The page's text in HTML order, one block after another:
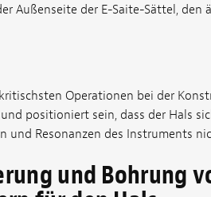
Außenseite der E-Saite-Sättel, den
Operationen bei der
positioniert sein, dass der Hals
und Resonanzen des Instruments
und Bohrung